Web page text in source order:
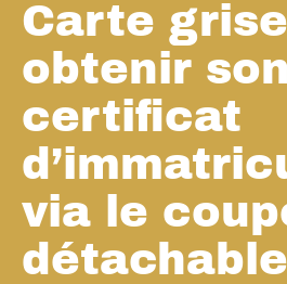
Carte
obtenir son
certificat
via le
détachable